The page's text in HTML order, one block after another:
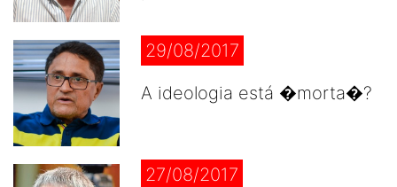
29/08/2017
A ideologia está �morta�?
27/08/2017